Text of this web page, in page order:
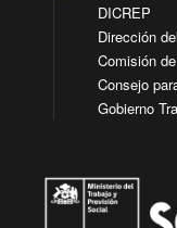
DICREP
Dirección
Comisión
Consejo
Gobierno